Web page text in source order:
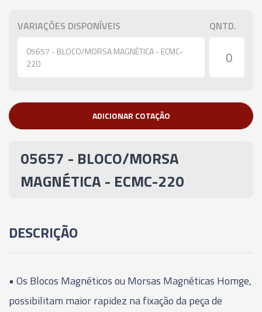
VARIAÇÕES DISPONÍVEIS QNTD.
05657 - BLOCO/MORSA MAGNÉTICA - ECMC-
220
ADICIONAR COTAÇÃO
05657 - BLOCO/MORSA
MAGNÉTICA - ECMC-220
DESCRIÇÃO
• Os Blocos Magnéticos ou Morsas Magnéticas Homge,
possibilitam maior rapidez na fixação da peça de